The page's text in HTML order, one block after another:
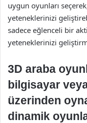
uygun oyunları
yeteneklerinizi
sadece eğlenceli bir
yeteneklerinizi
3D araba
bilgisayar
üzerinden
dinamik